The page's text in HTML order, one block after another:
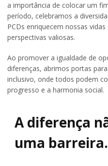
a importância de colocar um
período, celebramos a
PCDs enriquecem nossas
perspectivas valiosas.
Ao promover a igualdade de
diferenças, abrimos portas
inclusivo, onde todos podem
progresso e a harmonia social.
A diferença
uma barreira.